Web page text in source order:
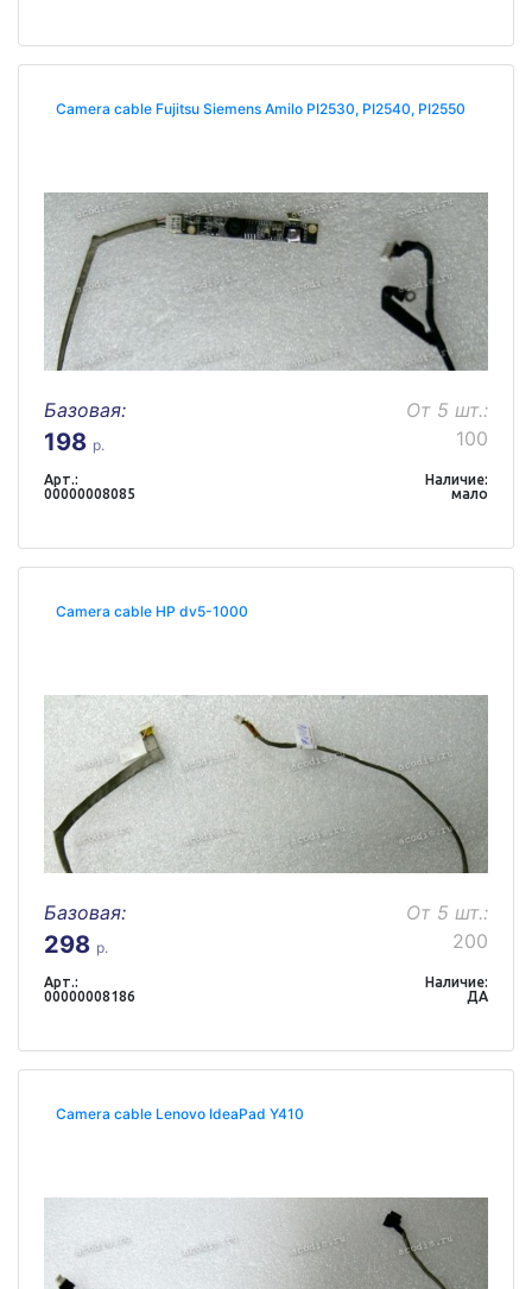
Camera cable Fujitsu Siemens Amilo PI2530, PI2540, PI2550
Базовая:
198 р.
От 5 шт.:
100
Арт.:
00000008085
Наличие:
мало
Camera cable HP dv5-1000
Базовая:
298 р.
От 5 шт.:
200
Арт.:
00000008186
Наличие:
ДА
Camera cable Lenovo IdeaPad Y410